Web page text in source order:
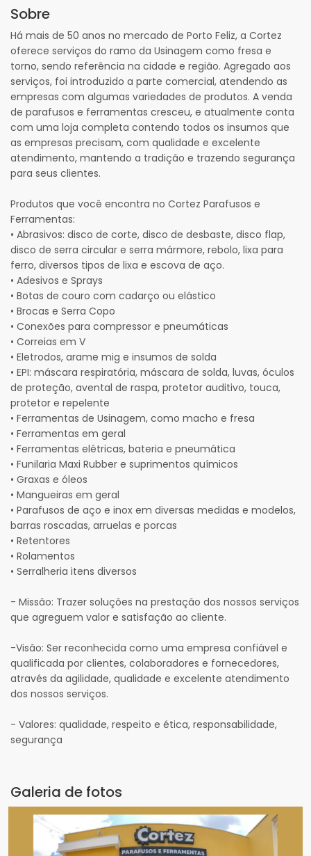
Sobre
Há mais de 50 anos no mercado de Porto Feliz, a Cortez
oferece serviços do ramo da Usinagem como fresa e
torno, sendo referência na cidade e região. Agregado aos
serviços, foi introduzido a parte comercial, atendendo as
empresas com algumas variedades de produtos. A venda
de parafusos e ferramentas cresceu, e atualmente conta
com uma loja completa contendo todos os insumos que
as empresas precisam, com qualidade e excelente
atendimento, mantendo a tradição e trazendo segurança
para seus clientes.
Produtos que você encontra no Cortez Parafusos e
Ferramentas:
• Abrasivos: disco de corte, disco de desbaste, disco flap,
disco de serra circular e serra mármore, rebolo, lixa para
ferro, diversos tipos de lixa e escova de aço.
• Adesivos e Sprays
• Botas de couro com cadarço ou elástico
• Brocas e Serra Copo
• Conexões para compressor e pneumáticas
• Correias em V
• Eletrodos, arame mig e insumos de solda
• EPI: máscara respiratória, máscara de solda, luvas, óculos
de proteção, avental de raspa, protetor auditivo, touca,
protetor e repelente
• Ferramentas de Usinagem, como macho e fresa
• Ferramentas em geral
• Ferramentas elétricas, bateria e pneumática
• Funilaria Maxi Rubber e suprimentos químicos
• Graxas e óleos
• Mangueiras em geral
• Parafusos de aço e inox em diversas medidas e modelos,
barras roscadas, arruelas e porcas
• Retentores
• Rolamentos
• Serralheria itens diversos
- Missão: Trazer soluções na prestação dos nossos serviços
que agreguem valor e satisfação ao cliente.
-Visão: Ser reconhecida como uma empresa confiável e
qualificada por clientes, colaboradores e fornecedores,
através da agilidade, qualidade e excelente atendimento
dos nossos serviços.
- Valores: qualidade, respeito e ética, responsabilidade,
segurança
Galeria de fotos